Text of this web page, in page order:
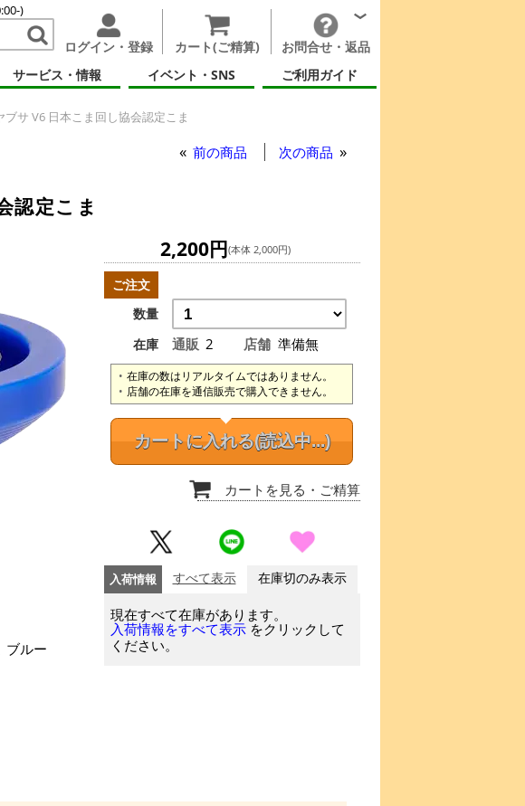
)
ログイン・登録 カート(ご精算)
お問合せ・返品
サービス・情報 イベント・SNS ご利用ガイド
ブサ V6 日本こま回し協会認定こま
前の商品 次の商品
認定こま
ブルー
2,200円(本体 2,000円)
ご注文
数量
在庫
通販 2 店舗 準備無
在庫の数はリアルタイムではありません。
店舗の在庫を通信販売で購入できません。
カートに入れる(読込中...)
カートを見る ・ご精算
入荷情報 すべて表示 在庫切のみ表示
現在すべて在庫があります。
入荷情報をすべて表示 をクリックして
ください。